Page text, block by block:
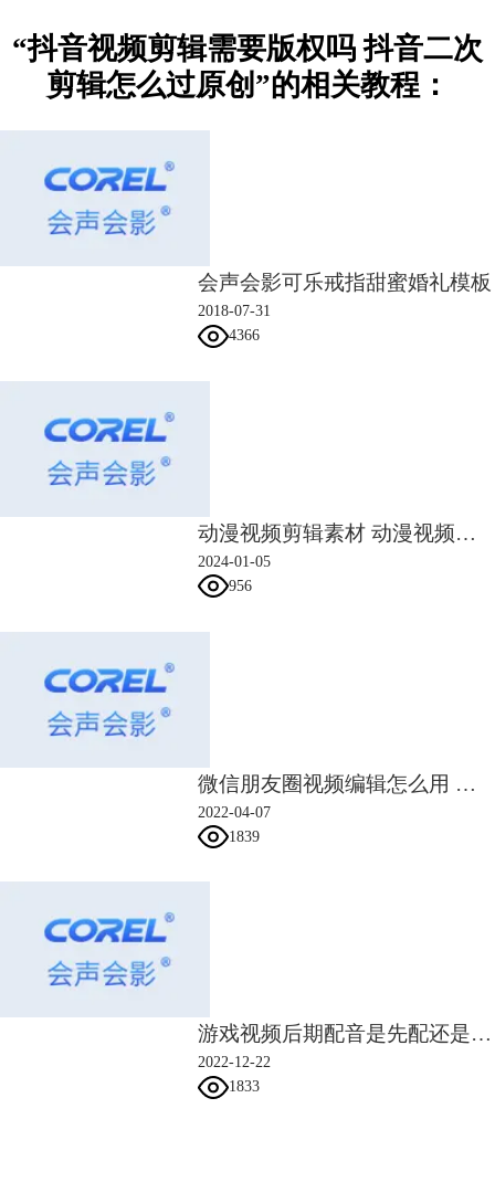
图2：抖音全民任务
不过在抖音全民任务中，并不是一直都有视频剪辑任务，如果大家在全面
任务里找不到，可以去西瓜视频中的放映厅看看。
比如有些抖音视频创作者，在剪辑国内的影视剧时，往往会重复使用宣传
片的内容，为的就是避免版权问题，在宣传片的基础上，再加上少量影视
剧内的镜头，就能剪出一段抖音视频。
放映时间超过5年的影视剧，版权方基本不能获取太多票房了，所以对于
要是大家还是不放心，可以剪辑那些10年以上的老剧，最好是那种没有在
爱奇艺、优酷、腾讯视频等网站播放的剧。
“抖音视频剪辑需要版权吗 抖音二次
剪辑怎么过原创”的相关教程：
会声会影可乐戒指甜蜜婚礼模板
2018-07-31
4366
动漫视频剪辑素材 动漫视频剪辑怎么做
2024-01-05
956
微信朋友圈视频编辑怎么用 微信朋友圈视频编辑的文字怎么去掉
2022-04-07
1839
游戏视频后期配音是先配还是先剪 游戏视频怎么剪辑制作
2022-12-22
1833